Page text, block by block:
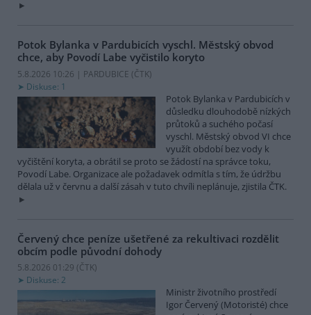
Potok Bylanka v Pardubicích vyschl. Městský obvod
chce, aby Povodí Labe vyčistilo koryto
5.8.2026 10:26 | PARDUBICE (ČTK)
Diskuse: 1
Potok Bylanka v Pardubicích v
důsledku dlouhodobě nízkých
průtoků a suchého počasí
vyschl. Městský obvod VI chce
využít období bez vody k
vyčištění koryta, a obrátil se proto se žádostí na správce toku,
Povodí Labe. Organizace ale požadavek odmítla s tím, že údržbu
dělala už v červnu a další zásah v tuto chvíli neplánuje, zjistila ČTK.
Červený chce peníze ušetřené za rekultivaci rozdělit
obcím podle původní dohody
5.8.2026 01:29 (ČTK)
Diskuse: 2
Ministr životního prostředí
Igor Červený (Motoristé) chce